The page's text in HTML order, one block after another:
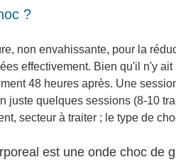
?
non envahissante, pour la
effectivement. Bien qu'il n'y
48 heures après. Une
juste quelques sessions (8-10
secteur à traiter ; le type de
est une onde choc de